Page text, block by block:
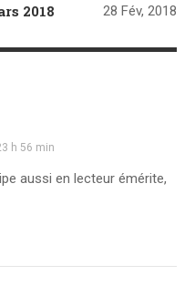
2018 28 Fév, 2018
h 56 min
aussi en lecteur émérite,